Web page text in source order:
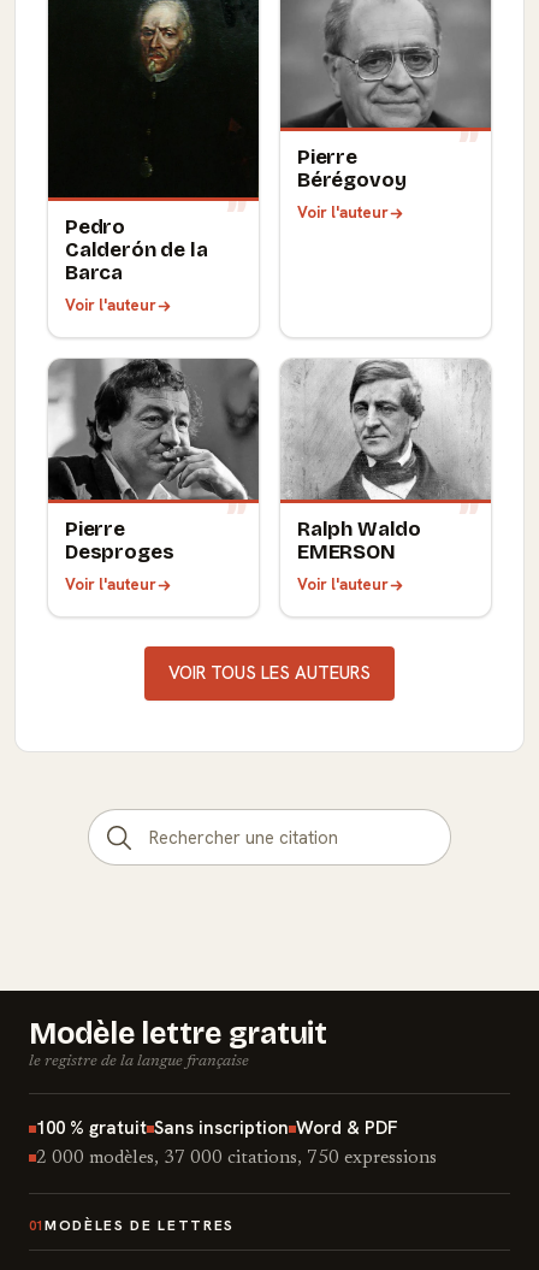
Pedro
Calderón de la
Barca
Voir l'auteur
Pierre
Bérégovoy
Voir l'auteur
Pierre
Desproges
Voir l'auteur
Ralph Waldo
EMERSON
Voir l'auteur
VOIR TOUS LES AUTEURS
Modèle lettre gratuit
le registre de la langue française
100 % gratuit Sans inscription Word & PDF
2 000 modèles, 37 000 citations, 750 expressions
01 MODÈLES DE LETTRES